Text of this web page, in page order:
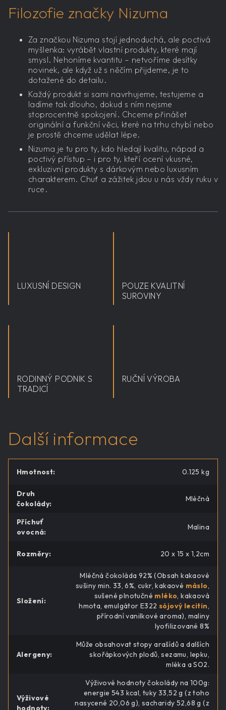
Filozofie značky Nizuma
Za značkou Nizuma stojí jednoduchá, ale poctivá
myšlenka: vyrábět vlastní produkty, které mají
smysl. Nehoníme kvantitu – netvoříme desítky
novinek, ale když už s něčím přijdeme, je to
dotažené do detailu.
Každý produkt si sami navrhujeme, testujeme a
ladíme tak dlouho, dokud s ním nejsme
stoprocentně spokojení. Chceme přinášet
originální a funkční věci, které na trhu chybí nebo
je prostě chceme udělat lépe.
Nizuma je tu pro ty, kdo hledají kvalitu, nápad a
poctivý přístup – i pro ty, kteří ocení vkusné,
exkluzivní produkty s dárkovým nebo luxusním
charakterem. Chuť a zážitek jdou u nás vždy ruku v
ruce.
LUXUSNÍ DESIGN
POUZE KVALITNÍ
SUROVINY
RODINNÝ PODNIK S
TRADICÍ
RUČNÍ VÝROBA
Další informace
Hmotnost: 0.125 kg
Druh
čokolády:
Mléčná
Příchuť
ovocná:
Malina
Rozměry: 20 x 15 x 1,2cm
Složení:
Mléčná čokoláda 92% (Obsah kakaové
sušiny min. 33, 6%, cukr, kakaové máslo,
sušené plnotučné mléko, kakaová
hmota, emulgátor E322 sójový lecitin,
přírodní vanilkové aroma), maliny
lyofilizované 8%
Alergeny:
Může obsahovat stopy arašídů a dalších
skořápkových plodů, sezamu, lepku,
mléka a SO2.
Výživové
hodnoty:
Výživové hodnoty čokolády na 100g:
energie 543 kcal, tuky 33,52 g (z toho
nasycené 20,06 g), sacharidy 52,68 g (z